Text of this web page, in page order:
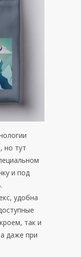
но тут
и под
удобна
так и
даже при